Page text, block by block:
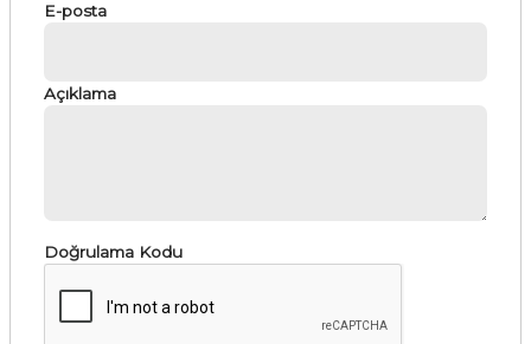
E-posta
Açıklama
Doğrulama Kodu